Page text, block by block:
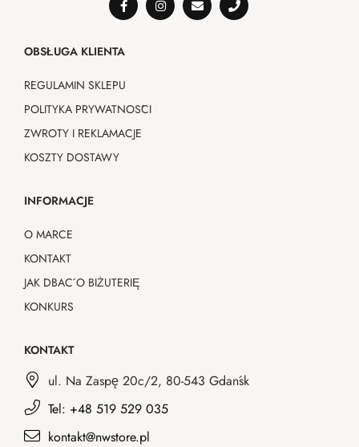
OBSŁUGA KLIENTA
REGULAMIN SKLEPU
POLITYKA PRYWATNOŚCI
ZWROTY I REKLAMACJE
KOSZTY DOSTAWY
INFORMACJE
O MARCE
KONTAKT
JAK DBAĆ O BIŻUTERIĘ
KONKURS
KONTAKT
ul. Na Zaspę 20c/2, 80-543 Gdańsk
Tel: +48 519 529 035
kontakt@nwstore.pl